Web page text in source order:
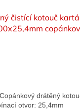
čistící kotouč
drátěný
otvor: 25,4mm